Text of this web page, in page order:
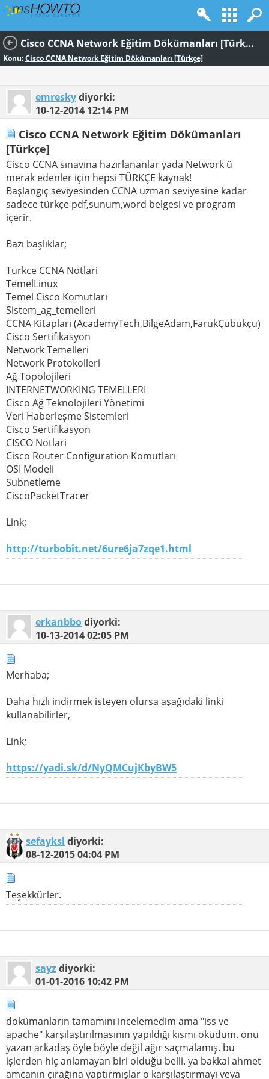
Cisco CCNA Network Eğitim Dökümanları [Türkçe]
Konu:Cisco CCNA Network Eğitim Dökümanları [Türkçe]
emreskydiyorki:
10-12-2014 12:14 PM
Cisco CCNA Network Eğitim Dökümanları
[Türkçe]
Cisco CCNA sınavına hazırlananlar yada Network ü
merak edenler için hepsi TÜRKÇE kaynak!
Başlangıç seviyesinden CCNA uzman seviyesine kadar
sadece türkçe pdf,sunum,word belgesi ve program
içerir.
Bazı başlıklar;
Turkce CCNA Notlari
TemelLinux
Temel Cisco Komutları
Sistem_ag_temelleri
CCNA Kitapları (AcademyTech,BilgeAdam,FarukÇubukçu)
Cisco Sertifikasyon
Network Temelleri
Network Protokolleri
Ağ Topolojileri
INTERNETWORKING TEMELLERI
Cisco Ağ Teknolojileri Yönetimi
Veri Haberleşme Sistemleri
Cisco Sertifikasyon
CISCO Notlari
Cisco Router Configuration Komutları
OSI Modeli
Subnetleme
CiscoPacketTracer
Link;
http://turbobit.net/6ure6ja7zqe1.html
erkanbbodiyorki:
10-13-201402:05 PM
Merhaba;
Daha hızlı indirmek isteyen olursa aşağıdaki linki
kullanabilirler,
Link;
https://yadi.sk/d/NyQMCujKbyBW5
sefayksl diyorki:
08-12-201504:04 PM
Teşekkürler.
sayzdiyorki:
01-01-2016 10:42 PM
dokümanların tamamını incelemedim ama "iss ve
apache" karşılaştırılmasının yapıldığı kısmı okudum. onu
yazan arkadaş öyle böyle değil ağır saçmalamış. bu
işlerden hiç anlamayan biri olduğu belli. ya bakkal ahmet
amcanın çırağına yaptırmışlar o karşılaştırmayı veya